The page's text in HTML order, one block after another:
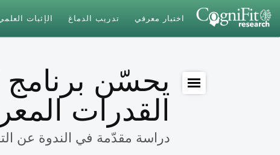
اختبار معرفي تدريب الدماغ الإثبات
يحسّن برنامج
القدرات
دراسة مقدّمة في الندوة عن